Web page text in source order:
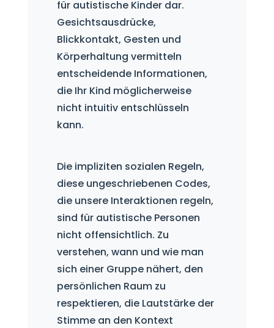
für autistische Kinder dar.
Gesichtsausdrücke,
Blickkontakt, Gesten und
Körperhaltung vermitteln
entscheidende Informationen,
die Ihr Kind möglicherweise
nicht intuitiv entschlüsseln
kann.
Die impliziten sozialen Regeln,
diese ungeschriebenen Codes,
die unsere Interaktionen regeln,
sind für autistische Personen
nicht offensichtlich. Zu
verstehen, wann und wie man
sich einer Gruppe nähert, den
persönlichen Raum zu
respektieren, die Lautstärke der
Stimme an den Kontext